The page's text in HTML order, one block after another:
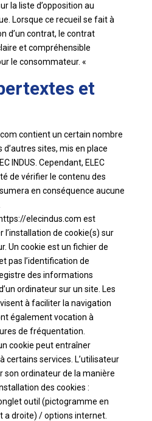
la liste d’opposition au
Lorsque ce recueil se fait à
d’un contrat, le contrat
et compréhensible
le consommateur. «
et
contient un certain nombre
sites, mis en place
INDUS. Cependant, ELEC
de vérifier le contenu des
en conséquence aucune
elecindus.com est
l’installation de cookie(s) sur
Un cookie est un fichier de
pas l’identification de
des informations
ordinateur sur un site. Les
à faciliter la navigation
également vocation à
de fréquentation.
cookie peut entraîner
certains services. L’utilisateur
ordinateur de la manière
des cookies :
outil (pictogramme en
a droite) / options internet.